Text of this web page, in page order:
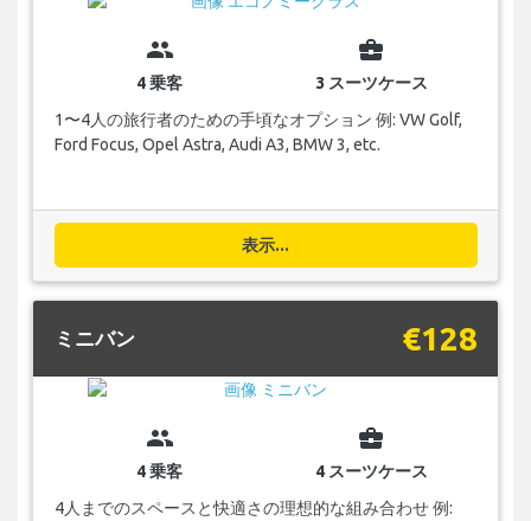
group
4 乗客
business_center
3 スーツケース
1〜4人の旅行者のための手頃なオプション 例: VW Golf,
Ford Focus, Opel Astra, Audi A3, BMW 3, etc.
表示...
ミニバン €128
group
4 乗客
business_center
4 スーツケース
4人までのスペースと快適さの理想的な組み合わせ 例: